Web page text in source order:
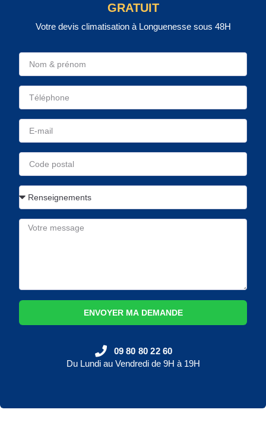
GRATUIT
Votre devis climatisation à Longuenesse sous 48H
ENVOYER MA DEMANDE
09 80 80 22 60
Du Lundi au Vendredi de 9H à 19H